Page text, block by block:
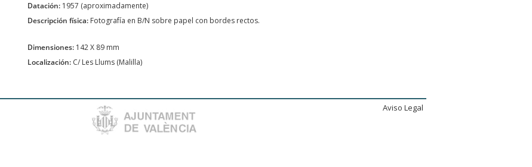
Datación: 1957 (aproximadamente)
Descripción física: Fotografía en B/N sobre papel con bordes rectos.
Dimensiones: 142 X 89 mm
Localización: C/ Les Llums (Malilla)
Aviso Legal